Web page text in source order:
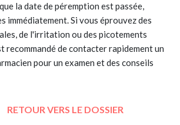
la date de péremption est passée,
immédiatement. Si vous éprouvez des
de l'irritation ou des picotements
recommandé de contacter rapidement un
pour un examen et des conseils
RETOUR VERS LE DOSSIER